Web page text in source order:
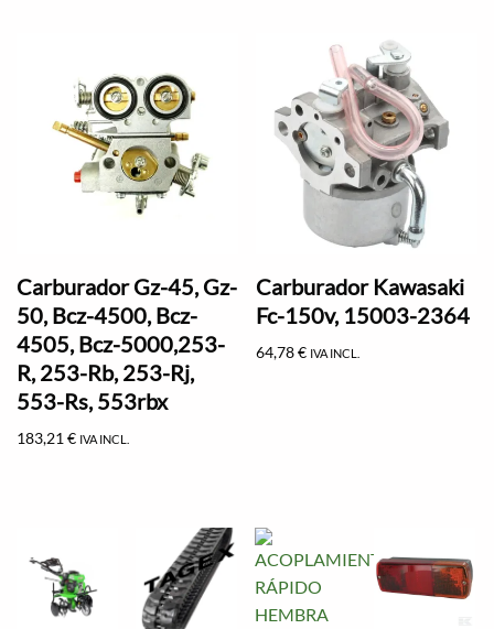
Carburador Gz-45, Gz-
50, Bcz-4500, Bcz-
4505, Bcz-5000,253-
R, 253-Rb, 253-Rj,
553-Rs, 553rbx
183,21 € IVA INCL.
Carburador Kawasaki
Fc-150v, 15003-2364
64,78€ IVA INCL.